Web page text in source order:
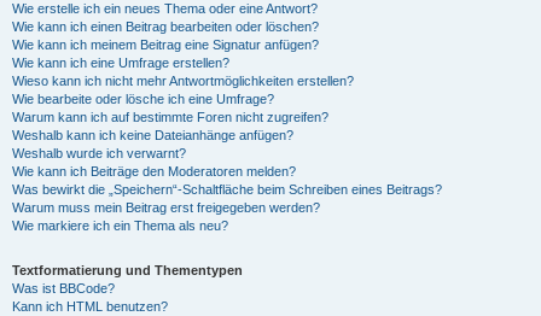
Wie erstelle ich ein neues Thema oder eine Antwort?
Wie kann ich einen Beitrag bearbeiten oder löschen?
Wie kann ich meinem Beitrag eine Signatur anfügen?
Wie kann ich eine Umfrage erstellen?
Wieso kann ich nicht mehr Antwortmöglichkeiten erstellen?
Wie bearbeite oder lösche ich eine Umfrage?
Warum kann ich auf bestimmte Foren nicht zugreifen?
Weshalb kann ich keine Dateianhänge anfügen?
Weshalb wurde ich verwarnt?
Wie kann ich Beiträge den Moderatoren melden?
Was bewirkt die „Speichern“-Schaltfläche beim Schreiben eines Beitrags?
Warum muss mein Beitrag erst freigegeben werden?
Wie markiere ich ein Thema als neu?
Textformatierung und Thementypen
Was ist BBCode?
Kann ich HTML benutzen?